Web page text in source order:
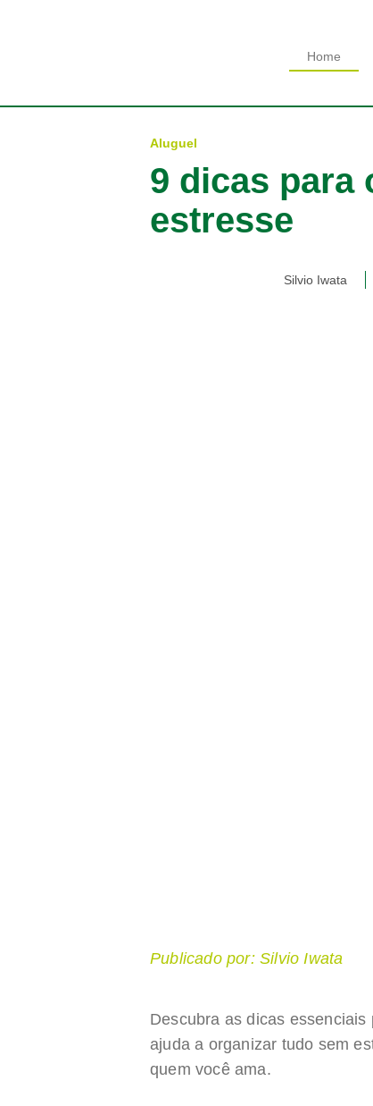
Home
Aluguel
9 dicas para
estresse
Silvio Iwata
Publicado por: Silvio Iwata
Descubra as dicas
ajuda a organizar tudo sem
quem você ama.